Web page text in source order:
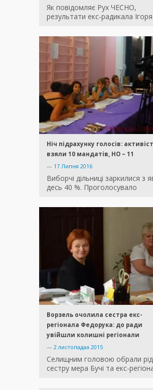
Як повідомляє Рух ЧЕСНО,
результати екс-радикала Ігоря
Ніч підрахунку голосів:
взяли 10 мандатів, НО – 11
— 17 Липня 2016
Виборчі дільниці заркилися з
десь 40 %. Проголосувало
Ворзель очолила сестра екс-
регіонала Федорука: до ради
увійшли колишні регіонали
— 2 листопадаа 2015
Селищним головою обрали
сестру мера Бучі та екс-